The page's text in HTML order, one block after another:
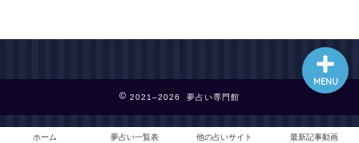
2021–2026 夢占い専門館
ホーム 夢占い一覧表 他の占いサイト 最新記事動画
MENU